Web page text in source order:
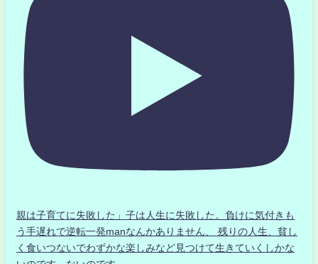
親は子育てに失敗した」子は人生に失敗した。負けに気付きも
う手遅れで逆転一発manなんかありません、 残りの人生、貧し
く食いつないでわずかな楽しみなど見つけて生きていくしかな